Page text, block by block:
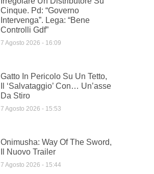
Cinque. Pd: “Governo
Intervenga”. Lega: “Bene
Controlli Gdf”
7 Agosto 2026 16:09
Gatto In Pericolo Su Un Tetto,
Il ‘salvataggio’ Con… Un’asse
Da Stiro
7 Agosto 2026 15:53
Onimusha: Way Of The Sword,
Il Nuovo Trailer
7 Agosto 2026 15:44